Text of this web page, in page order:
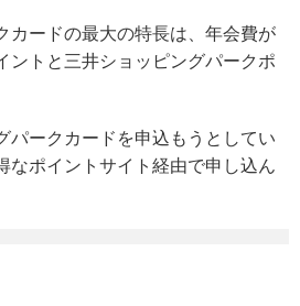
カードの最大の特長は、年会費が
ントと三井ショッピングパークポ
パークカードを申込もうとしてい
なポイントサイト経由で申し込ん